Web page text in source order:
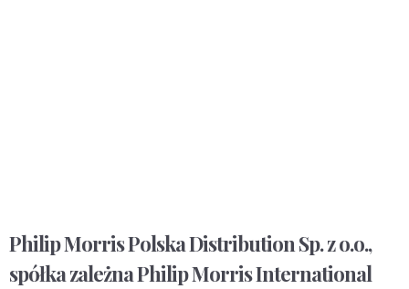
Philip Morris Polska Distribution Sp. z o.o.,
spółka zależna Philip Morris International